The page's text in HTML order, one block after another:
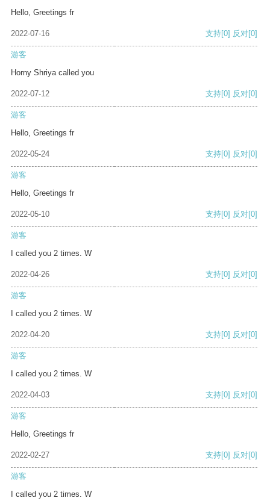
Hello, Greetings fr
2022-07-16 支持[0] 反对[0]
游客
Horny Shriya called you
2022-07-12 支持[0] 反对[0]
游客
Hello, Greetings fr
2022-05-24 支持[0] 反对[0]
游客
Hello, Greetings fr
2022-05-10 支持[0] 反对[0]
游客
I called you 2 times. W
2022-04-26 支持[0] 反对[0]
游客
I called you 2 times. W
2022-04-20 支持[0] 反对[0]
游客
I called you 2 times. W
2022-04-03 支持[0] 反对[0]
游客
Hello, Greetings fr
2022-02-27 支持[0] 反对[0]
游客
I called you 2 times. W